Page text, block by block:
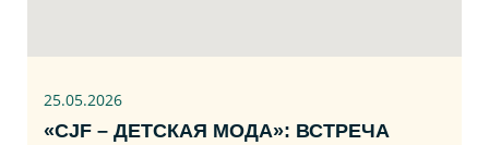
25.05.2026
«CJF – ДЕТСКАЯ МОДА»: ВСТРЕЧА